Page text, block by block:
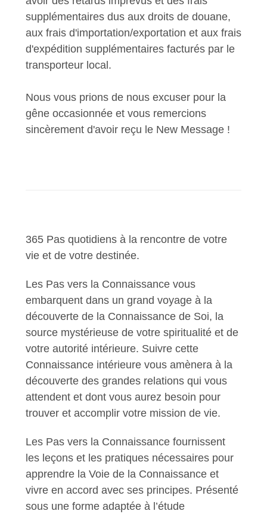
supplémentaires dus aux droits de douane,
aux frais d'importation/exportation et aux frais
d'expédition supplémentaires facturés par le
transporteur local.
Nous vous prions de nous excuser pour la
gêne occasionnée et vous remercions
sincèrement d'avoir reçu le New Message !
365 Pas quotidiens à la rencontre de votre
vie et de votre destinée.
Les Pas vers la Connaissance vous
embarquent dans un grand voyage à la
découverte de la Connaissance de Soi, la
source mystérieuse de votre spiritualité et de
votre autorité intérieure. Suivre cette
Connaissance intérieure vous amènera à la
découverte des grandes relations qui vous
attendent et dont vous aurez besoin pour
trouver et accomplir votre mission de vie.
Les Pas vers la Connaissance fournissent
les leçons et les pratiques nécessaires pour
apprendre la Voie de la Connaissance et
vivre en accord avec ses principes. Présenté
sous une forme adaptée à l’étude